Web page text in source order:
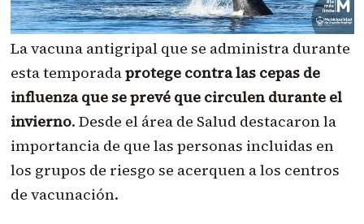
La vacuna antigripal que se administra durante
esta temporadaprotege contra las cepas de
influenza que se prevé que circulen durante el
invierno. Desde el área de Salud destacaron la
importancia de que las personas incluidas en
los grupos de riesgo se acerquen a los centros
de vacunación.